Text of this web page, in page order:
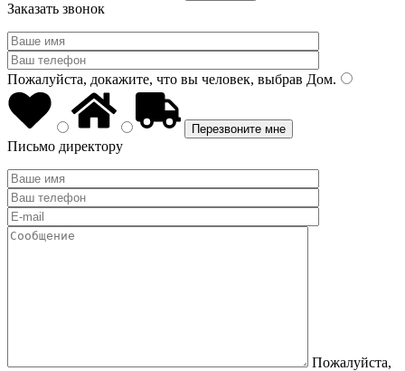
Заказать звонок
Пожалуйста, докажите, что вы человек, выбрав Дом.
Письмо директору
Пожалуйста,